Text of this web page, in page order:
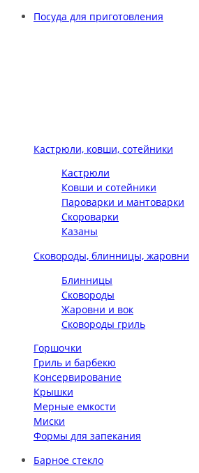
Посуда для приготовления
Кастрюли, ковши, сотейники
Кастрюли
Ковши и сотейники
Пароварки и мантоварки
Скороварки
Казаны
Сковороды, блинницы, жаровни
Блинницы
Сковороды
Жаровни и вок
Сковороды гриль
Горшочки
Гриль и барбекю
Консервирование
Крышки
Мерные емкости
Миски
Формы для запекания
Барное стекло